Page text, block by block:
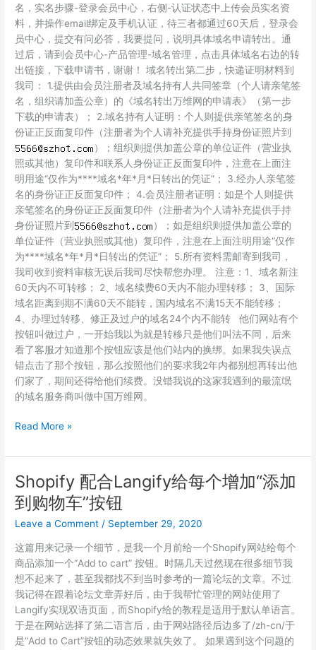
名，实名步骤-登录会员中心，右侧-认证状态中上传会员实名资
料，并操作email绑定及手机认证，待三者都通过60天后，登录会
员中心，提交有问必答，我要提问，说明具体域名申请转出。通
过后，请到会员中心-产品管理-域名管理，点击具体域名右边的转
出链接，下载申请书，谢谢！ 域名转出第二步，快递证明材料到
我司： 1.提供由会员注册者及域名持有人共同签章（个人请亲笔签
名，组织请加盖公章）的《域名转出万维网的申请表》（第一步
下载的申请表）； 2.域名持有人证明：个人则提供亲笔签名的身
份证正反面复印件（注册者为个人请补充提供手持身份证照片到
）；组织则提供加盖公章的单位证件（营业执
照或其他）复印件和联系人身份证正反面复印件，注意在上面注
明用途“仅作为****域名*年*月*日转出的凭证”； 3.经办人亲笔签
名的身份证正反面复印件； 4.会员注册者证明：如是个人则提供
亲笔签名的身份证正反面复印件（注册者为个人请补充提供手持
身份证照片到
）；如是组织则提供加盖公章的
单位证件（营业执照或其他）复印件，注意在上面注明用途“仅作
为****域名*年*月*日转出的凭证”； 5.所有资料需邮寄到我司，
我司收到资料审核无误后我司尽快帮您办理。 注意：1、域名新注
60天内不可转移； 2、域名续费60天内不能办理转移； 3、国际
域名距离到期不满60天不能转，国内域名不满15天不能转移；
4、办理过转移、修正及过户的域名24个内不能转 他们网站有个
按钮叫做过户，一开始我以为就是转移只是他们叫法不同，后来
看了客服才知道那个按钮应该是他们站内的换绑。如果我失误点
错点击了那个按钮，那么按照他们的要求我2年内都别想再转出他
们家了，期间还得给他们续费。没错我说的这家我遇到的最流氓
的域名服务商叫做中国万维网。
流
域
服
务
商
Read More »
Shopify 配合Langify给每个增加“添加
到购物车”按钮
Leave a Comment / September 29, 2020
这篇用来记录一个细节，是我一个月前给一个Shopify网站给每个
商品添加一个“Add to cart” 按钮。时隔几天过然现在很多细节我
想不起来了，甚至我都找不到当时参考的一篇论坛的文章。不过
我记得在跟着论坛文章弄好后，由于我帮忙管理的网站使用了
Langify实现双语页面，而Shopify给的教程是适用于默认单语言。
于是在网站选择了第二语言后，由于网站路径后边多了/zh-cn/于
是“Add to Cart”按钮的动态效果就失效了。 如果遇到这个问题的